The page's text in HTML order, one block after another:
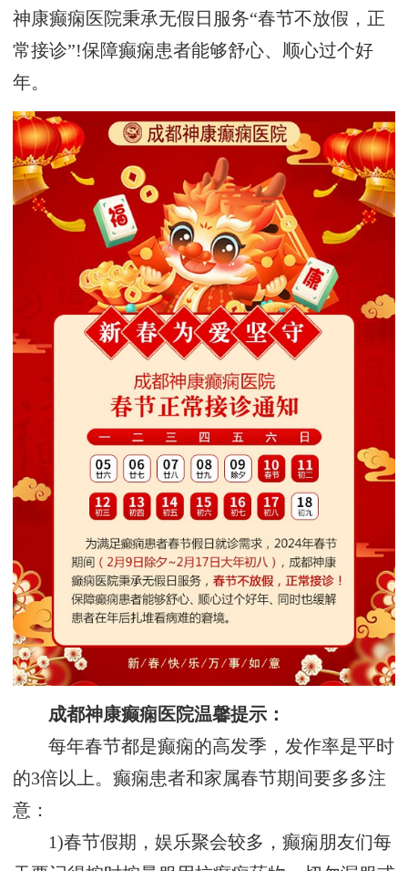
神康癫痫医院秉承无假日服务“春节不放假，正
常接诊”!保障癫痫患者能够舒心、顺心过个好
年。
成都神康癫痫医院温馨提示：
每年春节都是癫痫的高发季，发作率是平时
的3倍以上。癫痫患者和家属春节期间要多多注
意：
1)春节假期，娱乐聚会较多，癫痫朋友们每